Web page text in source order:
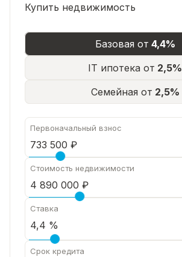
Купить недвижимость
Базовая от 4,4%
IT ипотека от 2,5%
Семейная от 2,5%
Первоначальный взнос
Стоимость недвижимости
Ставка
Срок кредита